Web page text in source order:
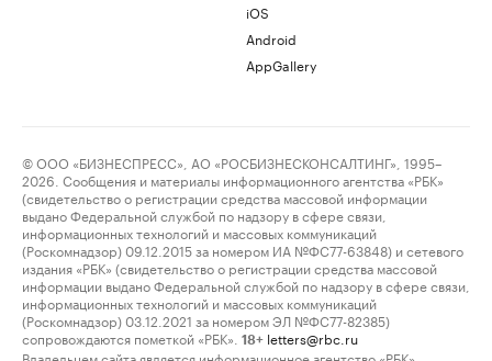
iOS
Android
AppGallery
© ООО «БИЗНЕСПРЕСС», АО «РОСБИЗНЕСКОНСАЛТИНГ», 1995–
2026. Сообщения и материалы информационного агентства «РБК»
(свидетельство о регистрации средства массовой информации
выдано Федеральной службой по надзору в сфере связи,
информационных технологий и массовых коммуникаций
(Роскомнадзор) 09.12.2015 за номером ИА №ФС77-63848) и сетевого
издания «РБК» (свидетельство о регистрации средства массовой
информации выдано Федеральной службой по надзору в сфере связи,
информационных технологий и массовых коммуникаций
(Роскомнадзор) 03.12.2021 за номером ЭЛ №ФС77-82385)
сопровождаются пометкой «РБК».
18+ letters@rbc.ru